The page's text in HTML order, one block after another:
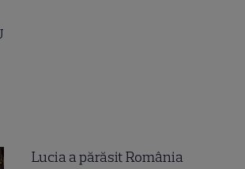
Lucia a părăsit România